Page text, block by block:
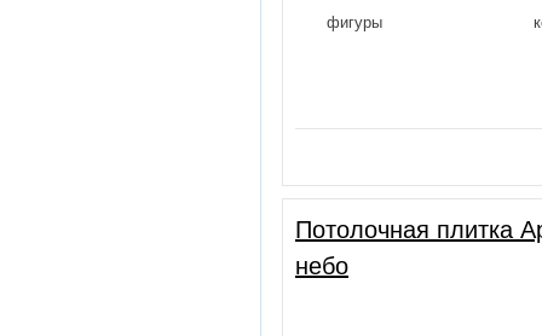
фигуры
Потолочная плитка
небо